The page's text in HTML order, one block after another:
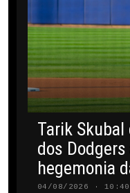
Tarik
dos
hegemonia
04/08/2026 · 10:40